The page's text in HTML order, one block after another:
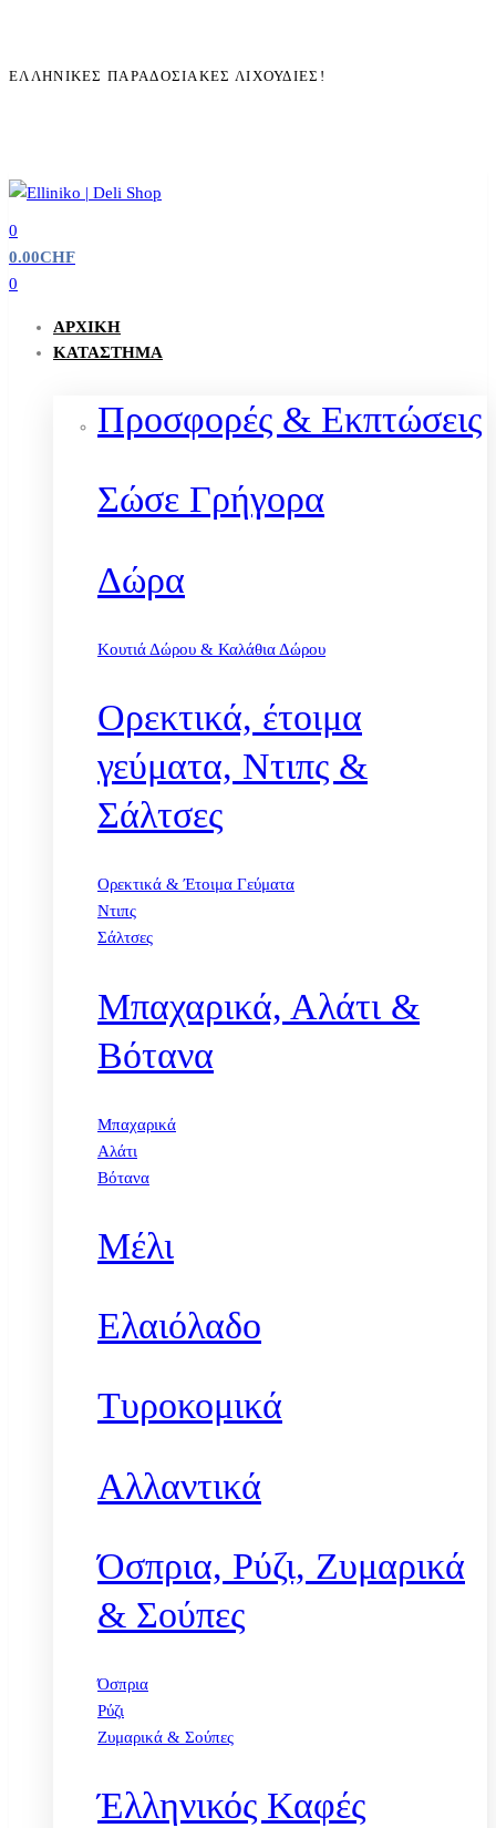
ΕΛΛΗΝΙΚΈΣ ΠΑΡΑΔΟΣΙΑΚΈΣ ΛΙΧΟΥΔΙΈΣ!
0
0.00CHF
0
ΑΡΧΙΚΉ
ΚΑΤΆΣΤΗΜΑ
Προσφορές & Εκπτώσεις
Σώσε Γρήγορα
Δώρα
Κουτιά Δώρου & Καλάθια Δώρου
Ορεκτικά, έτοιμα
γεύματα, Ντιπς &
Σάλτσες
Ορεκτικά & Έτοιμα Γεύματα
Ντιπς
Σάλτσες
Μπαχαρικά, Αλάτι &
Βότανα
Μπαχαρικά
Αλάτι
Βότανα
Μέλι
Ελαιόλαδο
Τυροκομικά
Αλλαντικά
Όσπρια, Ρύζι, Ζυμαρικά
& Σούπες
Όσπρια
Ρύζι
Ζυμαρικά & Σούπες
Έλληνικός Καφές